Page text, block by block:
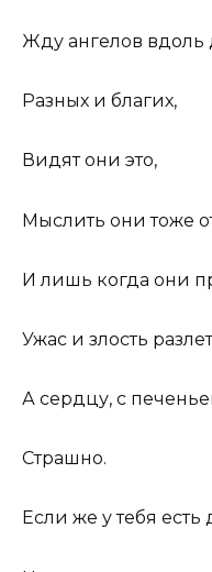
Жду ангелов вдоль
Разных и благих,
Видят они это,
Мыслить они тоже
И лишь когда они
Ужас и злость
А сердцу, с
Страшно.
Если же у тебя есть